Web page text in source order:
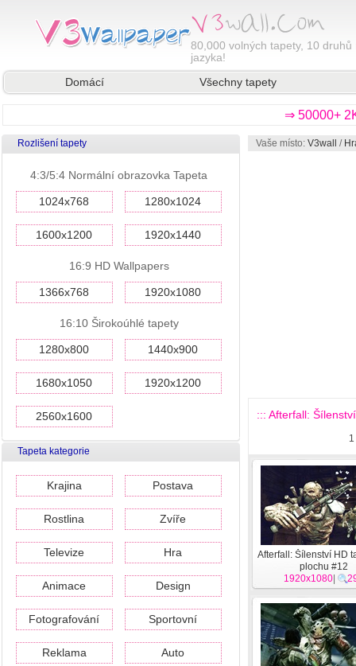
80,000 volných tapety, 10 druhů
jazyka!
Domácí
Všechny tapety
⇒ 50000+
Rozlišení tapety
4:3/5:4 Normální obrazovka Tapeta
1024x768 1280x1024
1600x1200 1920x1440
16:9 HD Wallpapers
1366x768 1920x1080
16:10 Širokoúhlé tapety
1280x800 1440x900
1680x1050 1920x1200
2560x1600
Tapeta kategorie
Krajina Postava
Rostlina Zvíře
Televize Hra
Animace Design
Fotografování Sportovní
Reklama Auto
Vaše místo: V3wall /
::: Afterfall:
1
Afterfall: Šílenství HD
plochu #12
1920x1080